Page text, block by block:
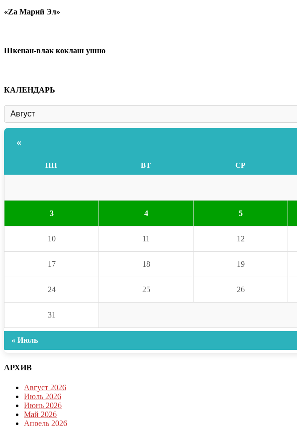
«Zа Марий Эл»
Шкенан-влак коклаш ушно
КАЛЕНДАРЬ
«
ПН ВТ СР
3 4 5
10 11 12
17 18 19
24 25 26
31
« Июль
АРХИВ
Август 2026
Июль 2026
Июнь 2026
Май 2026
Апрель 2026